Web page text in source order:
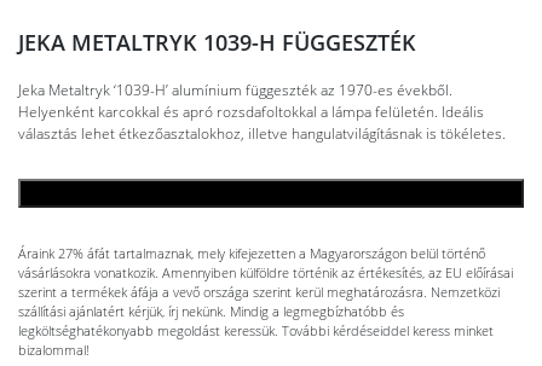
JEKA METALTRYK 1039-H FÜGGESZTÉK
Jeka Metaltryk ‘1039-H’ alumínium függeszték az 1970-es évekből.
Helyenként karcokkal és apró rozsdafoltokkal a lámpa felületén. Ideális
választás lehet étkezőasztalokhoz, illetve hangulatvilágításnak is tökéletes.
Áraink 27% áfát tartalmaznak, mely kifejezetten a Magyarországon belül történő
vásárlásokra vonatkozik. Amennyiben külföldre történik az értékesítés, az EU előírásai
szerint a termékek áfája a vevő országa szerint kerül meghatározásra. Nemzetközi
szállítási ajánlatért kérjük, írj nekünk. Mindig a legmegbízhatóbb és
legköltséghatékonyabb megoldást keressük. További kérdéseiddel keress minket
bizalommal!